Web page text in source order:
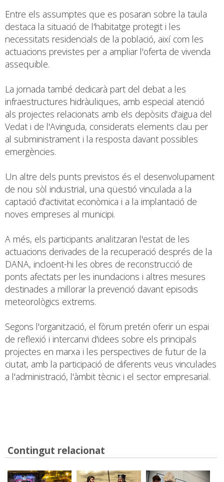
Entre els assumptes que es posaran sobre la taula
destaca la situació de l'habitatge protegit i les
necessitats residencials de la població, així com les
actuacions previstes per a ampliar l'oferta de vivenda
assequible.
La jornada també dedicarà part del debat a les
infraestructures hidràuliques, amb especial atenció
als projectes relacionats amb els depòsits d'aigua del
Vedat i de l'Avinguda, considerats elements clau per
al subministrament i la resposta davant possibles
emergències.
Un altre dels punts previstos és el desenvolupament
de nou sòl industrial, una qüestió vinculada a la
captació d'activitat econòmica i a la implantació de
noves empreses al municipi.
A més, els participants analitzaran l'estat de les
actuacions derivades de la recuperació després de la
DANA, incloent-hi les obres de reconstrucció de
ponts afectats per les inundacions i altres mesures
destinades a millorar la prevenció davant episodis
meteorològics extrems.
Segons l'organització, el fòrum pretén oferir un espai
de reflexió i intercanvi d'idees sobre els principals
projectes en marxa i les perspectives de futur de la
ciutat, amb la participació de diferents veus vinculades
a l'administració, l'àmbit tècnic i el sector empresarial.
Contingut relacionat